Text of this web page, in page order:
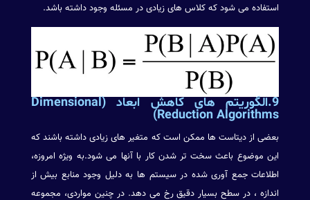
استفاده می شود که کلاس های زیادی در مسئله وجود داشته باشد.
9.الگوریتم های کاهش ابعاد (Dimensional
Reduction Algorithms)
بعضی از دیتاست ها ممکن است که متغیر های زیادی داشته باشند که
این موضوع باعث سخت تر شدن کار با آنها می شود.به ویژه امروزه،
اطلاعات جمع آوری شده در سیستم ها به دلیل وجود منابع بیش از
اندازه ، در سطح بسیار دقیق رخ می دهد. در چنین مواردی، مجموعه